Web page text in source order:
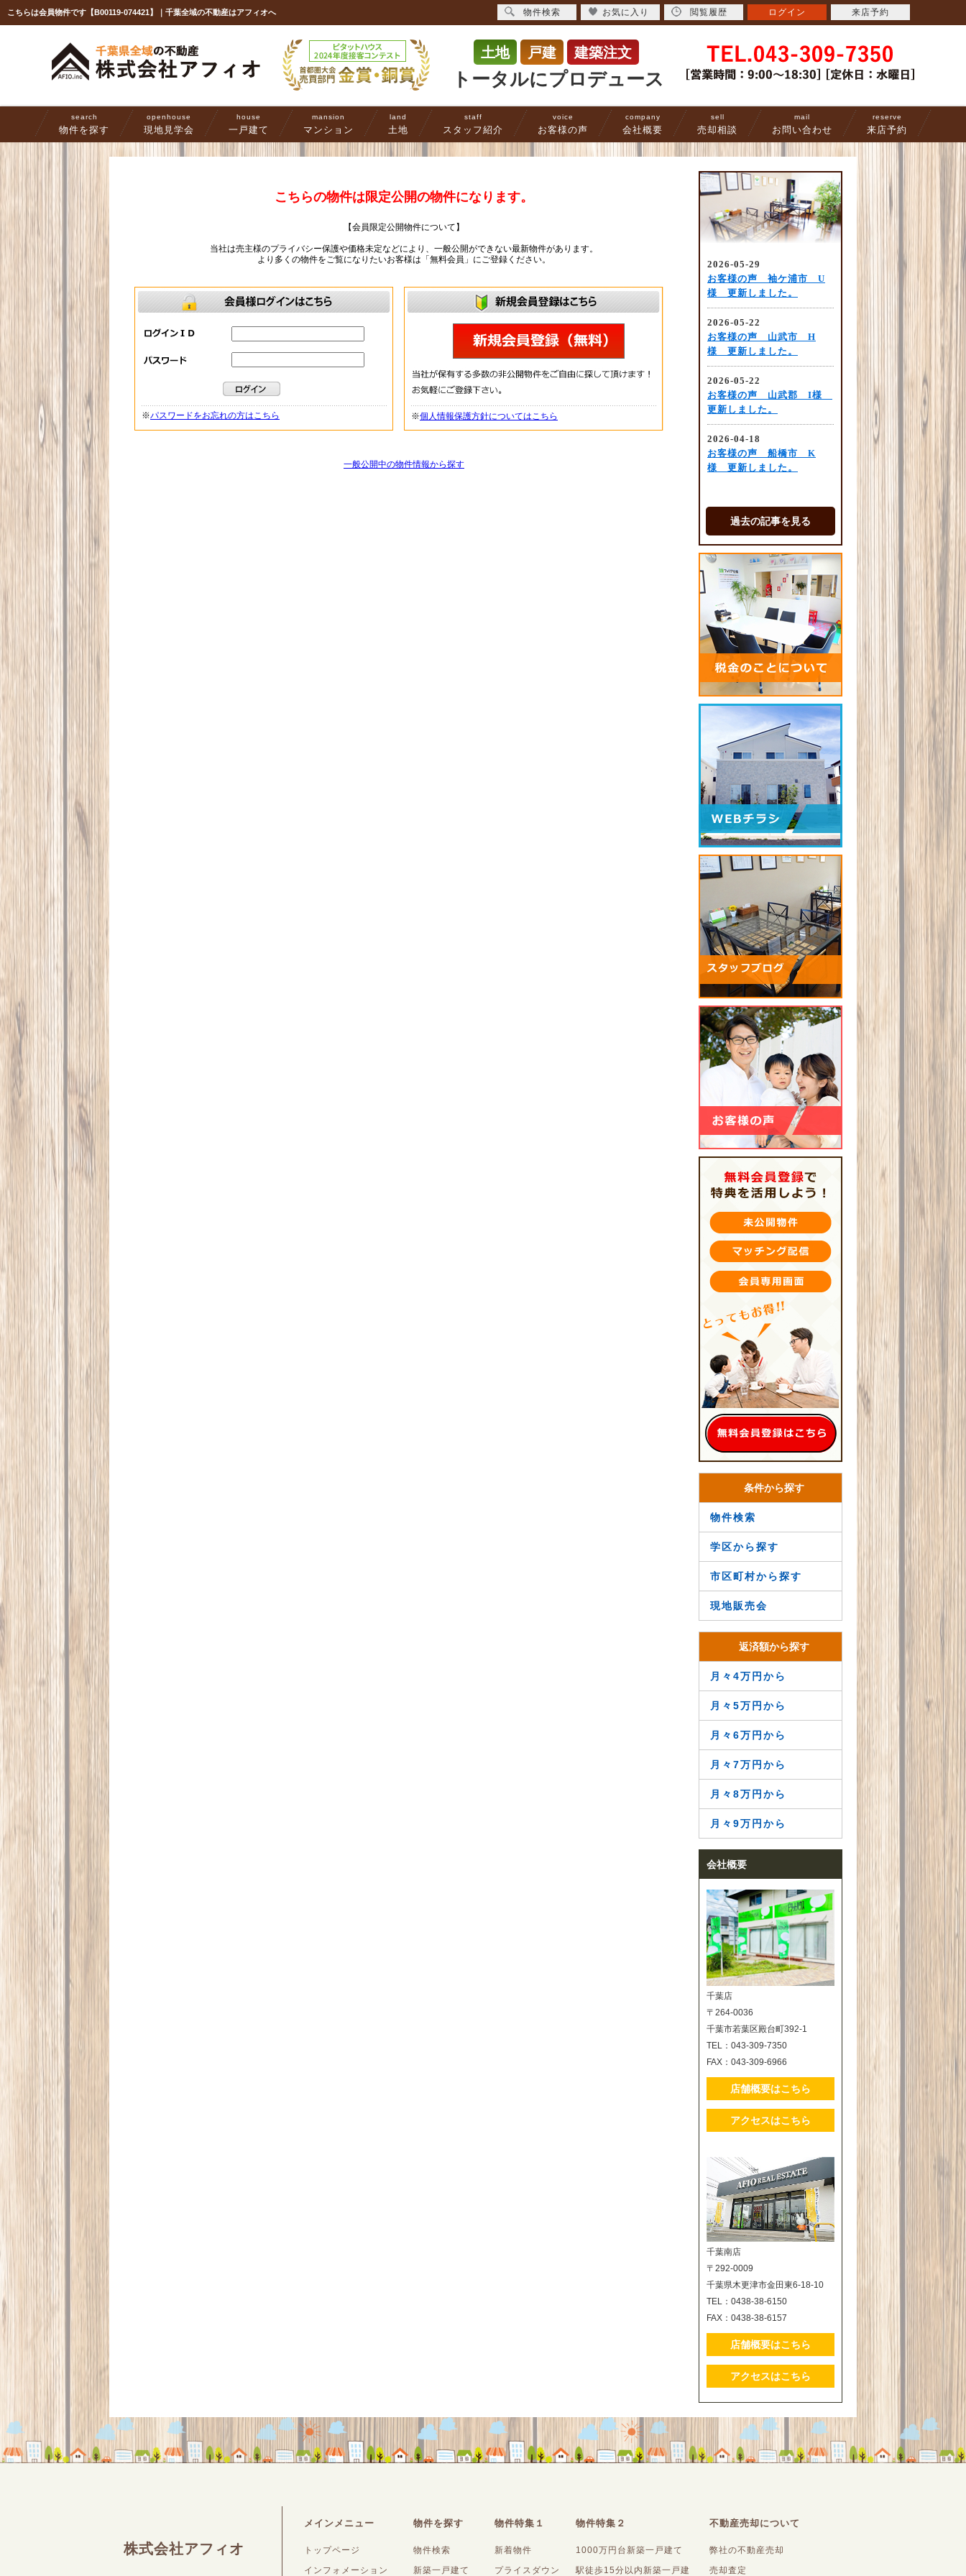
こちらは会員物件です【B00119-074421】｜千葉全域の不動産はアフィオへ
土地 戸建 建築注文
トータルにプロデュース
search
物件を探す
openhouse
現地見学会
house
一戸建て
mansion
マンション
land
土地
staff
スタッフ紹介
voice
お客様の声
company
会社概要
sell
売却相談
mail
お問い合わせ
reserve
来店予約
こちらの物件は限定公開の物件になります。
【会員限定公開物件について】
当社は売主様のプライバシー保護や価格未定などにより、一般公開ができない最新物件があります。
より多くの物件をご覧になりたいお客様は「無料会員」にご登録ください。
※パスワードをお忘れの方はこちら ※個人情報保護方針についてはこちら
一般公開中の物件情報から探す
過去の記事を見る
条件から探す
物件検索
学区から探す
市区町村から探す
現地販売会
返済額から探す
月々4万円から
月々5万円から
月々6万円から
月々7万円から
月々8万円から
月々9万円から
会社概要
千葉店
〒264-0036
千葉市若葉区殿台町392-1
TEL：043-309-7350
FAX：043-309-6966
店舗概要はこちら
アクセスはこちら
千葉南店
〒292-0009
千葉県木更津市金田東6-18-10
TEL：0438-38-6150
FAX：0438-38-6157
店舗概要はこちら
アクセスはこちら
株式会社アフィオ
メインメニュー
トップページ
インフォメーション
物件を探す
物件検索
新築一戸建て
物件特集１
新着物件
プライスダウン
物件特集２
1000万円台新築一戸建て
駅徒歩15分以内新築一戸建
不動産売却について
弊社の不動産売却
売却査定
物件検索 お気に入り 閲覧履歴 ログイン 来店予約